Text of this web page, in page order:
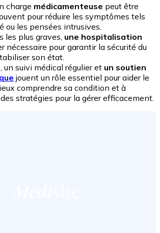
charge médicamenteuse peut être
pour réduire les symptômes tels
ou les pensées intrusives.
les plus graves, une hospitalisation
nécessaire pour garantir la sécurité du
son état.
un suivi médical régulier et un soutien
jouent un rôle essentiel pour aider le
comprendre sa condition et à
stratégies pour la gérer efficacement.